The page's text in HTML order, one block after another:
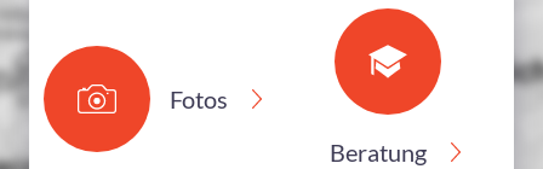
AUFTRÄGE FÜR AGENTUREN UND WEBDESIGNER
Fotos
Beratung